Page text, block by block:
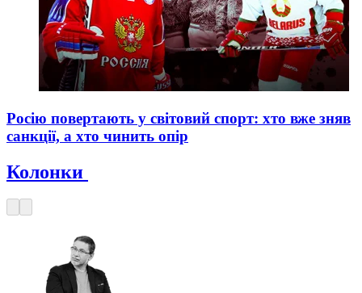
Росію повертають у світовий спорт: хто вже зняв
санкції, а хто чинить опір
Колонки